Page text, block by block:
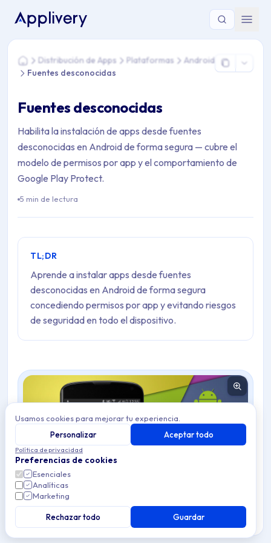
Estás aquí: Home > Distribución de Apps > Plataformas >
HomeDistribución de Apps Plataformas
Android
Fuentes desconocidas
Fuentes desconocidas
Habilita la instalación de apps desde fuentes
desconocidas en Android de forma segura — cubre el
modelo de permisos por app y el comportamiento de
Google Play Protect.
5 min de lectura
TL;DR
Aprende a instalar apps desde fuentes
desconocidas en Android de forma segura
concediendo permisos por app y evitando riesgos
de seguridad en todo el dispositivo.
El sistema operativo Android incluye una función de
seguridad integrada que bloquea la instalación de Apps
Usamos cookies para mejorar tu experiencia.
Personalizar
Aceptar todo
Política de privacidad
Preferencias de cookies
Esenciales
Analíticas
Marketing
Rechazar todo Guardar